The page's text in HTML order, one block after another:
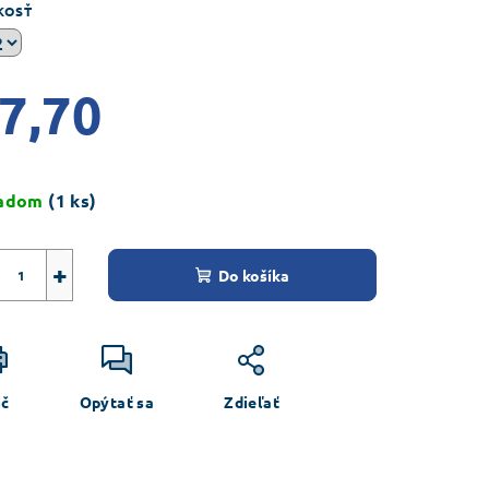
(1 ks)
+ Do košíka
Opýtať sa Zdieľať